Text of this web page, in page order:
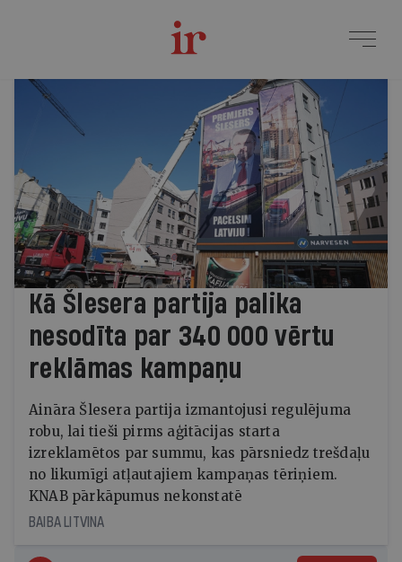
Žurnāls Ir | Svarīgākais
Jaunākie raksti
Kā Šlesera partija palika
nesodīta par 340 000 vērtu
reklāmas kampaņu
Aināra Šlesera partija izmantojusi regulējuma
robu, lai tieši pirms aģitācijas starta
izreklamētos par summu, kas pārsniedz trešdaļu
no likumīgi atļautajiem kampaņas tēriņiem.
KNAB pārkāpumus nekonstatē
BAIBA LITVINA